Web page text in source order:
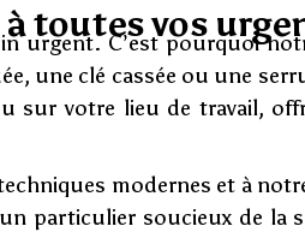
toutes vos
urgent. C’est pourquoi
une clé cassée ou une
sur votre lieu de travail,
modernes et à
particulier soucieux de la